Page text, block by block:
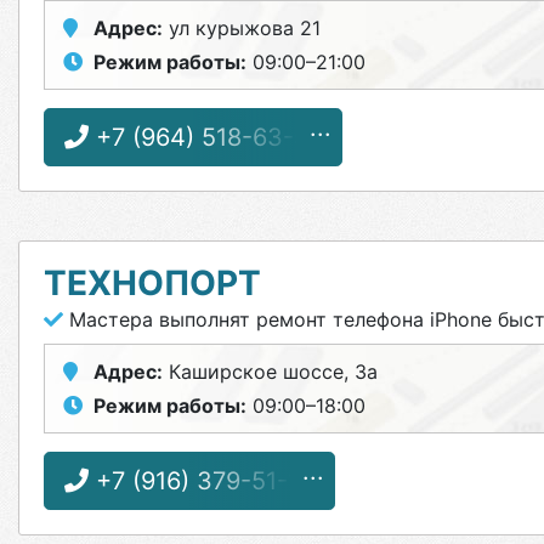
Адрес: ул курыжова 21
Режим работы: 09:00–21:00
+7 (964) 518-63-57
ТЕХНОПОРТ
Мастера выполнят ремонт телефона iPhone
Адрес: Каширское шоссе, 3а
Режим работы: 09:00–18:00
+7 (916) 379-51-13